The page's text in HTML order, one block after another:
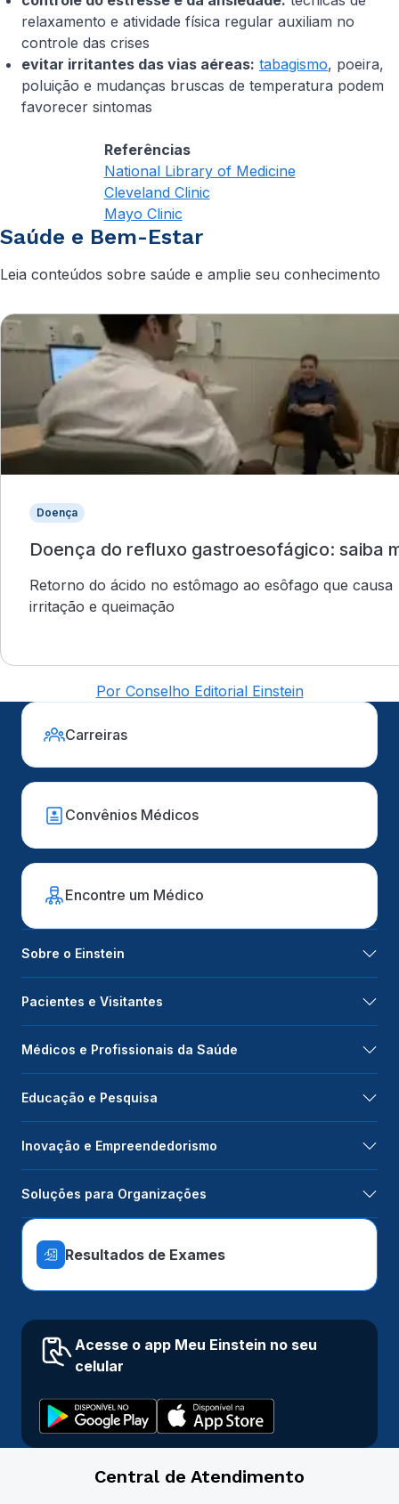
relaxamento e atividade física regular auxiliam no
controle das crises
evitar irritantes das vias aéreas: tabagismo, poeira,
poluição e mudanças bruscas de temperatura podem
favorecer sintomas
Referências
National Library of Medicine
Cleveland Clinic
Mayo Clinic
Saúde e Bem-Estar
Leia conteúdos sobre saúde e amplie seu conhecimento
Doença
Doença do refluxo gastroesofágico: saiba
Retorno do ácido no estômago ao esôfago que causa
irritação e queimação
Por Conselho Editorial Einstein
Carreiras
Convênios Médicos
Encontre um Médico
Sobre o Einstein
Pacientes e Visitantes
Médicos e Profissionais da Saúde
Educação e Pesquisa
Inovação e Empreendedorismo
Soluções para Organizações
Resultados de Exames
Acesse o app Meu Einstein no seu
celular
Central de Atendimento